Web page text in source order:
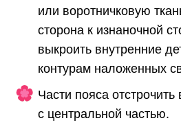
или воротничковую
сторона к изнаночной
выкроить внутренние
контурам наложенных
Части пояса
с центральной частью.